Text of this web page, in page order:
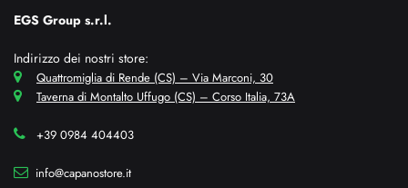
EGS Group s.r.l.
Indirizzo dei nostri store:
Quattromiglia di Rende (CS) – Via Marconi, 30
Taverna di Montalto Uffugo (CS) – Corso Italia, 73A
+39 0984 404403
info@capanostore.it